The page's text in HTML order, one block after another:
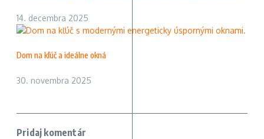
14. decembra 2025
Dom na kľúč a ideálne okná
30. novembra 2025
Pridaj komentár